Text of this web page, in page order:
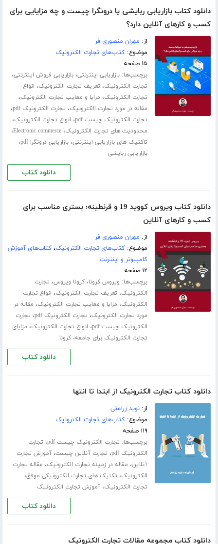
دانلود کتاب بازاریابی ربایشی یا درونگرا چیست و چه مزایایی برای
کسب‌ و‌ کارهای آنلاین دارد؟
از: مهران منصوری فر
موضوع:کتاب‌های تجارت الکترونیک
۱۵ صفحه
برچسب‌ها:بازاریابی اینترنتی،بازاریابی فروش اینترنتی،
تجارت الکترونیک، تعریف تجارت الکترونیک، انواع
تجارت الکترونیک، مزایا و معایب تجارت الکترونیک،
مقاله در مورد تجارت الکترونیک، تجارت الکترونیک pdf ،
تجارت الکترونیک چیست pdf ، انواع تجارت الکترونیک،
محدودیت های تجارت الکترونیک،Electronic commerce،
تاکتیک های بازاریابی اینترنتی،بازاریابی درونگرا pdf ،
بازاریابی ربایشی
دانلود کتاب
دانلود کتاب ویروس کووید 19 و قرنطینه؛ بستری مناسب برای
کسب و کارهای آنلاین
از: مهران منصوری فر
موضوع:کتاب‌های تجارت الکترونیک،کتاب‌های آموزش
کامپیوتر و اینترنت
۱۲ صفحه
برچسب‌ها: ویروس کرونا،کرونا ویروس، تجارت
الکترونیک، تعریف تجارت الکترونیک، انواع تجارت
الکترونیک، مزایا و معایب تجارت الکترونیک، مقاله در
مورد تجارت الکترونیک، تجارت الکترونیک pdf ، تجارت
الکترونیک چیست pdf
، انواع تجارت الکترونیک، مزایای
تجارت الکترونیک برای جامعه،کرونا
دانلود کتاب
دانلود کتاب تجارت الکترونیک از ابتدا تا انتها
از:نوید زراعتی
موضوع:کتاب‌های تجارت الکترونیک
۱۱۹ صفحه
برچسب‌ها: تجارت الکترونیک چیست pdf ، تجارت
الکترونیک pdf
، تجارت آنلاین چیست،آموزش تجارت
آنلاین، مقاله در زمینه تجارت الکترونیک، مقاله تجارت
الکترونیک، تکنیک های تجارت الکترونیکی موفق،
تجارت الکترونیک،آموزش تجارت الکترونیک
دانلود کتاب
دانلود کتاب مجموعه مقالات تجارت الکترونیک